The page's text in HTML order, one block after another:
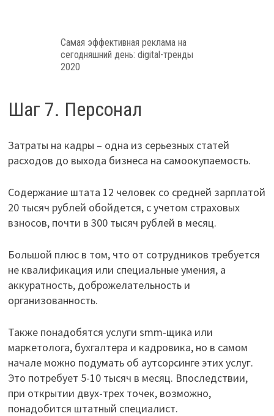
Самая эффективная реклама на
сегодняшний день: digital-тренды
2020
Шаг 7. Персонал
Затраты на кадры – одна из серьезных статей
расходов до выхода бизнеса на самоокупаемость.
Содержание штата 12 человек со средней зарплатой
20 тысяч рублей обойдется, с учетом страховых
взносов, почти в 300 тысяч рублей в месяц.
Большой плюс в том, что от сотрудников требуется
не квалификация или специальные умения, а
аккуратность, доброжелательность и
организованность.
Также понадобятся услуги smm-щика или
маркетолога, бухгалтера и кадровика, но в самом
начале можно подумать об аутсорсинге этих услуг.
Это потребует 5-10 тысяч в месяц. Впоследствии,
при открытии двух-трех точек, возможно,
понадобится штатный специалист.